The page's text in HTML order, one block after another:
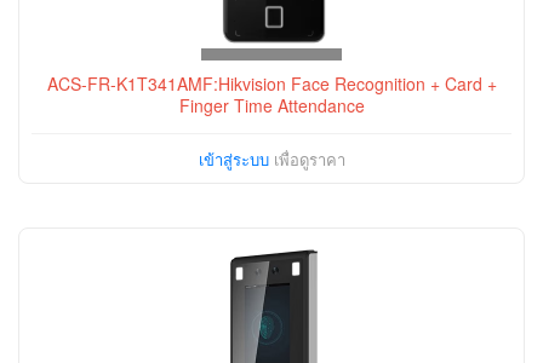
ACS-FR-K1T341AMF:Hikvision Face Recognition + Card +
Finger Time Attendance
เข้าสู่ระบบเพื่อดูราคา